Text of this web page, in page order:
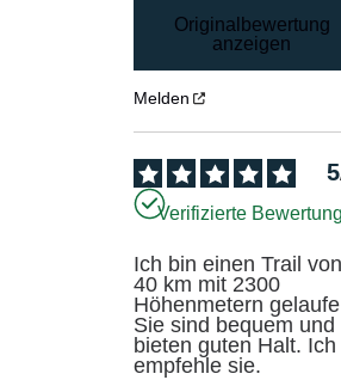
Originalbewertung
anzeigen
Melden
5
Verifizierte
Ich bin einen Trail
40 km mit 2300
Höhenmetern
Sie sind bequem und
bieten guten Halt. Ich
empfehle sie.